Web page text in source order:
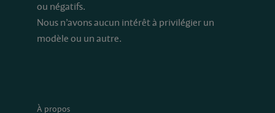
ou négatifs.
Nous n’avons aucun intérêt à privilégier un
modèle ou un autre.
À propos